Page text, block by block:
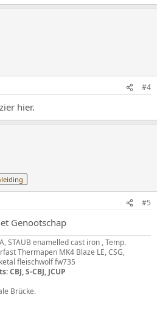
#4
hier.
#5
Genootschap
STAUB enamelled cast iron , Temp.
Thermapen MK4 Blaze LE, CSG,
fleischwolf fw735
CBJ, S-CBJ, JCUP
Brücke.